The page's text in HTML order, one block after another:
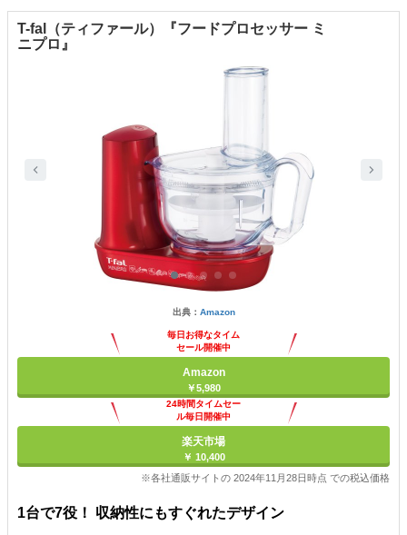
T-fal（ティファール）『フードプロセッサー ミ
ニプロ』
出典： Amazon
毎日お得なタイム
セール開催中
Amazon
￥5,980
24時間タイムセー
ル毎日開催中
楽天市場
￥ 10,400
※各社通販サイトの 2024年11月28日時点 での税込価格
1台で7役！ 収納性にもすぐれたデザイン